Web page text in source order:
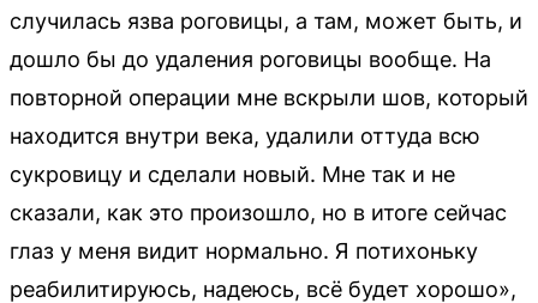
случилась язва роговицы, а там, может быть, и
дошло бы до удаления роговицы вообще. На
повторной операции мне вскрыли шов, который
находится внутри века, удалили оттуда всю
сукровицу и сделали новый. Мне так и не
сказали, как это произошло, но в итоге сейчас
глаз у меня видит нормально. Я потихоньку
реабилитируюсь, надеюсь, всё будет хорошо»,